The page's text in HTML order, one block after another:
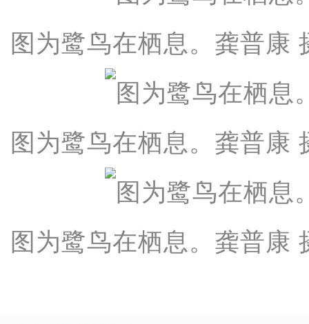
图为鹭鸟在栖息。龚普康
图为鹭鸟在栖息。龚普康
图为鹭鸟在栖息。龚普康